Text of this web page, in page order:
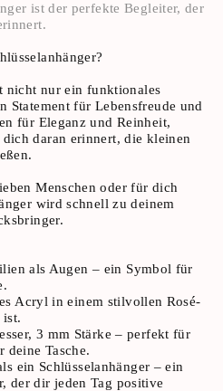
ist der perfekte Begleiter, der
nicht nur ein funktionales
Statement für Lebensfreude und
für Eleganz und Reinheit,
daran erinnert, die kleinen
Menschen oder für dich
wird schnell zu deinem
als Augen – ein Symbol für
Acryl in einem stilvollen Rosé-
ist.
3 mm Stärke – perfekt für
deine Tasche.
ein Schlüsselanhänger – ein
der dir jeden Tag positive